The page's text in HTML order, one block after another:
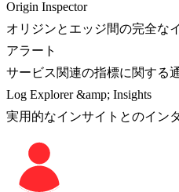
Origin Inspector
オリジンとエッジ間の完全な
アラート
サービス関連の指標に関する
Log Explorer &amp; Insights
実用的なインサイトとのイン